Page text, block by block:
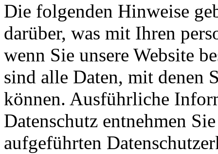
Die folgenden Hinweise
darüber, was mit Ihren
wenn Sie unsere Website
sind alle Daten, mit denen
können. Ausführliche
Datenschutz entnehmen
aufgeführten